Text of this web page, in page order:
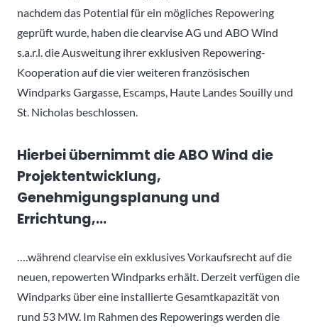
nachdem das Potential für ein mögliches Repowering
geprüft wurde, haben die clearvise AG und ABO Wind
s.a.r.l. die Ausweitung ihrer exklusiven Repowering-
Kooperation auf die vier weiteren französischen
Windparks Gargasse, Escamps, Haute Landes Souilly und
St. Nicholas beschlossen.
Hierbei übernimmt die ABO Wind die
Projektentwicklung,
Genehmigungsplanung und
Errichtung,…
….während clearvise ein exklusives Vorkaufsrecht auf die
neuen, repowerten Windparks erhält. Derzeit verfügen die
Windparks über eine installierte Gesamtkapazität von
rund 53 MW. Im Rahmen des Repowerings werden die